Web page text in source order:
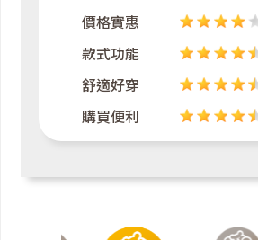
價格實惠
款式功能
舒適好穿
購買便利